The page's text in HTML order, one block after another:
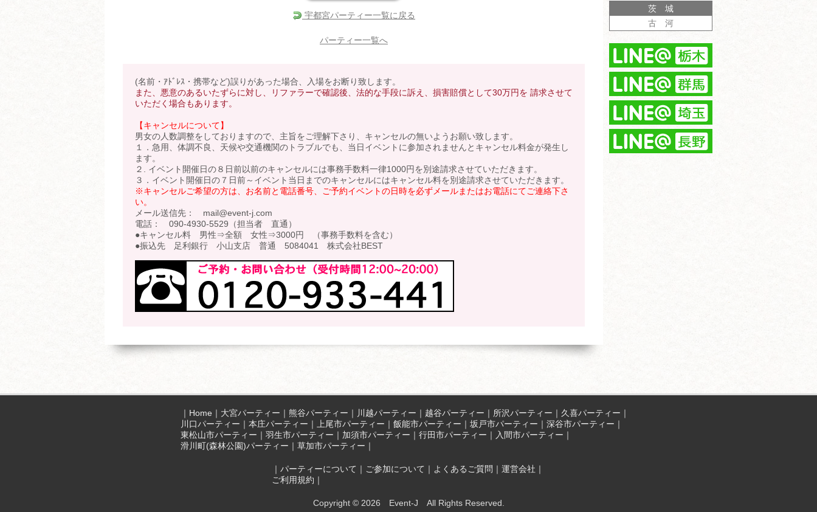
宇都宮パーティー一覧に戻る
パーティー一覧へ
(名前・ｱﾄﾞﾚｽ・携帯など)誤りがあった場合、入場をお断り致します。
また、悪意のあるいたずらに対し、リファラーで確認後、法的な手段に訴え、損害賠償として30万円を 請求させて
いただく場合もあります。
【キャンセルについて】
男女の人数調整をしておりますので、主旨をご理解下さり、キャンセルの無いようお願い致します。
１．急用、体調不良、天候や交通機関のトラブルでも、当日イベントに参加されませんとキャンセル料金が発生し
ます。
２. イベント開催日の８日前以前のキャンセルには事務手数料一律1000円を別途請求させていただきます。
３．イベント開催日の７日前～イベント当日までのキャンセルにはキャンセル料を別途請求させていただきます。
※キャンセルご希望の方は、お名前と電話番号、ご予約イベントの日時を必ずメールまたはお電話にてご連絡下さ
い。
メール送信先： mail@event-j.com
電話： 090-4930-5529（担当者 直通）
●キャンセル料 男性⇒全額 女性⇒3000円 （事務手数料を含む）
●振込先 足利銀行 小山支店 普通 5084041 株式会社BEST
茨 城
古 河
｜ Home ｜ 大宮パーティー ｜ 熊谷パーティー ｜ 川越パーティー ｜ 越谷パーティー ｜ 所沢パーティー ｜ 久喜パーティー ｜
川口パーティー ｜ 本庄パーティー ｜ 上尾市パーティー ｜ 飯能市パーティー ｜ 坂戸市パーティー ｜ 深谷市パーティー ｜
東松山市パーティー ｜ 羽生市パーティー ｜ 加須市パーティー ｜ 行田市パーティー ｜ 入間市パーティー ｜
滑川町(森林公園)パーティー ｜ 草加市パーティー ｜
｜ パーティーについて ｜ ご参加について ｜ よくあるご質問 ｜ 運営会社 ｜
ご利用規約 ｜
Copyright © 2026 Event-J All Rights Reserved.